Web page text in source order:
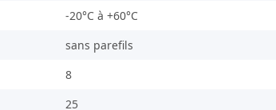
-20°C à +60°C
sans parefils
8
25